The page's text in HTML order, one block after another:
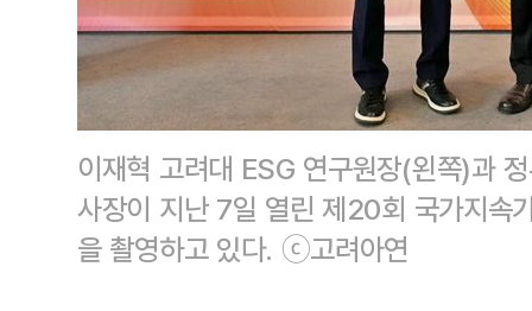
이재혁 고려대 ESG 연구원장(왼쪽)과
사장이 지난 7일 열린 제20회 국가지속
을 촬영하고 있다. ⓒ고려아연